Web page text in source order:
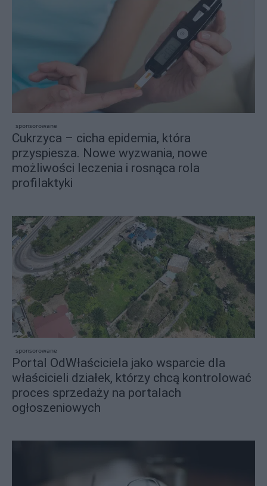
sponsorowane
Cukrzyca – cicha epidemia, która
przyspiesza. Nowe wyzwania, nowe
możliwości leczenia i rosnąca rola
profilaktyki
sponsorowane
Portal OdWłaściciela jako wsparcie dla
właścicieli działek, którzy chcą kontrolować
proces sprzedaży na portalach
ogłoszeniowych